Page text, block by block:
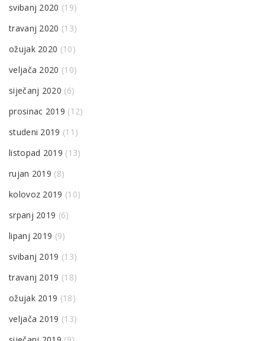
svibanj 2020 (19)
travanj 2020 (13)
ožujak 2020 (10)
veljača 2020 (10)
siječanj 2020 (6)
prosinac 2019 (12)
studeni 2019 (11)
listopad 2019 (13)
rujan 2019 (8)
kolovoz 2019 (10)
srpanj 2019 (6)
lipanj 2019 (9)
svibanj 2019 (13)
travanj 2019 (18)
ožujak 2019 (18)
veljača 2019 (13)